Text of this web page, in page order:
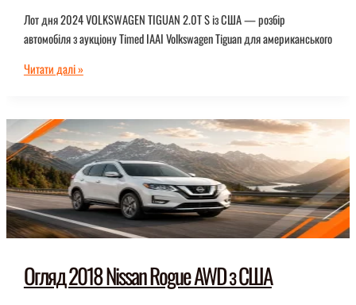
Лот дня 2024 VOLKSWAGEN TIGUAN 2.0T S із США — розбір
автомобіля з аукціону Timed IAAI Volkswagen Tiguan для американського
Огляд
2024
модельного
року
з
США
Читати далі »
Огляд 2018 Nissan Rogue AWD з США